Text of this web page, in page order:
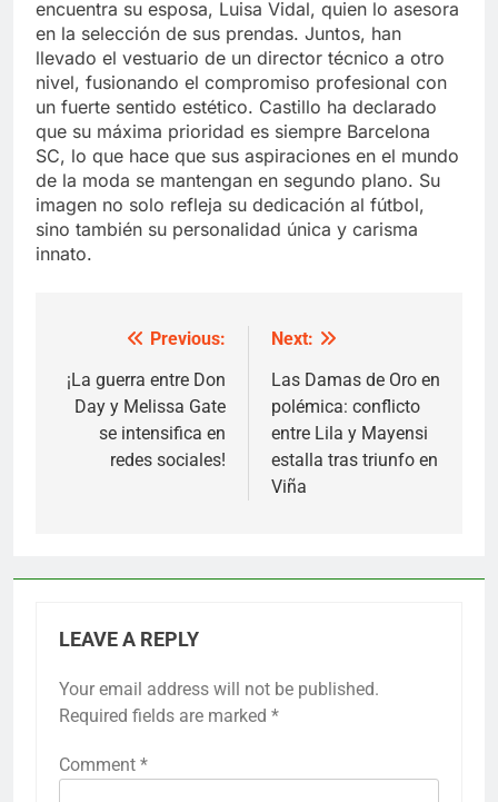
encuentra su esposa, Luisa Vidal, quien lo asesora
en la selección de sus prendas. Juntos, han
llevado el vestuario de un director técnico a otro
nivel, fusionando el compromiso profesional con
un fuerte sentido estético. Castillo ha declarado
que su máxima prioridad es siempre Barcelona
SC, lo que hace que sus aspiraciones en el mundo
de la moda se mantengan en segundo plano. Su
imagen no solo refleja su dedicación al fútbol,
sino también su personalidad única y carisma
innato.
navigation
Previous:
¡La guerra entre Don
Day y Melissa Gate
se intensifica en
redes sociales!
Next:
Las Damas de Oro en
polémica: conflicto
entre Lila y Mayensi
estalla tras triunfo en
Viña
LEAVE A REPLY
Your email address will not be published.
Required fields are marked *
Comment *